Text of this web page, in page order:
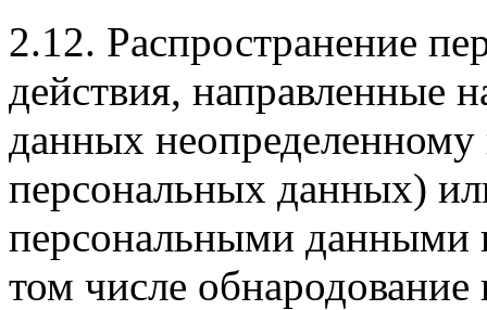
2.12. Распространение
действия, направленные
данных неопределенному
персональных данных)
персональными данными
том числе